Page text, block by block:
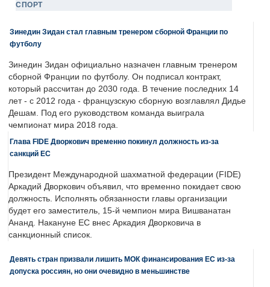
СПОРТ
Зинедин Зидан стал главным тренером сборной Франции по
футболу
Зинедин Зидан официально назначен главным тренером
сборной Франции по футболу. Он подписал контракт,
который рассчитан до 2030 года. В течение последних 14
лет - с 2012 года - французскую сборную возглавлял Дидье
Дешам. Под его руководством команда выиграла
чемпионат мира 2018 года.
Глава FIDE Дворкович временно покинул должность из-за
санкций ЕС
Президент Международной шахматной федерации (FIDE)
Аркадий Дворкович объявил, что временно покидает свою
должность. Исполнять обязанности главы организации
будет его заместитель, 15-й чемпион мира Вишванатан
Ананд. Накануне ЕС внес Аркадия Дворковича в
санкционный список.
Девять стран призвали лишить МОК финансирования ЕС из-за
допуска россиян, но они очевидно в меньшинстве